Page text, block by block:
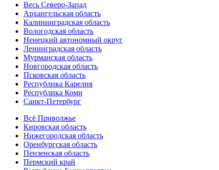
Весь Северо-Запад
Архангельская область
Калининградская область
Вологодская область
Ненецкий автономный округ
Ленинградская область
Мурманская область
Новгородская область
Псковская область
Республика Карелия
Республика Коми
Санкт-Петербург
Всё Приволжье
Кировская область
Нижегородская область
Оренбургская область
Пензенская область
Пермский край